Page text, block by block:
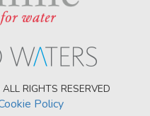
RIGHTS RESERVED
Policy